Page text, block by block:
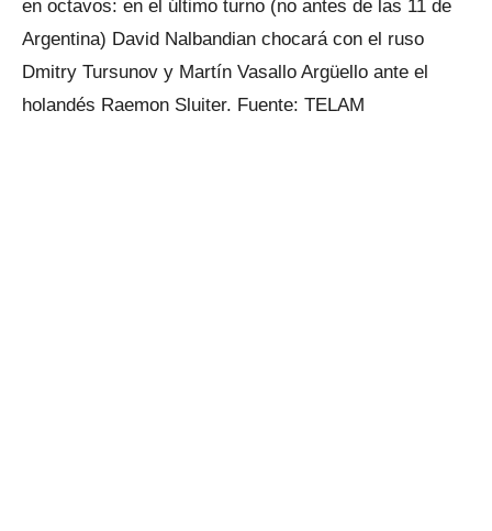
en octavos: en el último turno (no antes de las 11 de
Argentina) David Nalbandian chocará con el ruso
Dmitry Tursunov y Martín Vasallo Argüello ante el
holandés Raemon Sluiter. Fuente: TELAM